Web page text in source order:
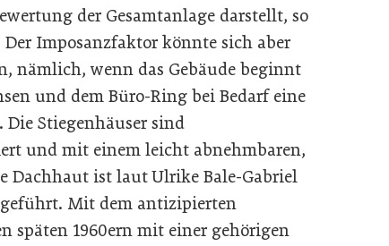
der Gesamtanlage darstellt, so
Imposanzfaktor könnte sich aber
nämlich, wenn das Gebäude beginnt
und dem Büro-Ring bei Bedarf eine
Stiegenhäuser sind
und mit einem leicht abnehmbaren,
Dachhaut ist laut Ulrike Bale-Gabriel
Mit dem antizipierten
späten 1960ern mit einer gehörigen